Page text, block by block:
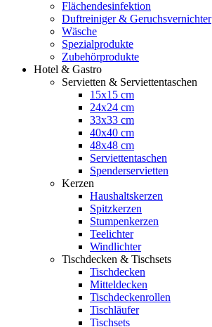
Flächendesinfektion
Duftreiniger & Geruchsvernichter
Wäsche
Spezialprodukte
Zubehörprodukte
Hotel & Gastro
Servietten & Serviettentaschen
15x15 cm
24x24 cm
33x33 cm
40x40 cm
48x48 cm
Serviettentaschen
Spenderservietten
Kerzen
Haushaltskerzen
Spitzkerzen
Stumpenkerzen
Teelichter
Windlichter
Tischdecken & Tischsets
Tischdecken
Mitteldecken
Tischdeckenrollen
Tischläufer
Tischsets